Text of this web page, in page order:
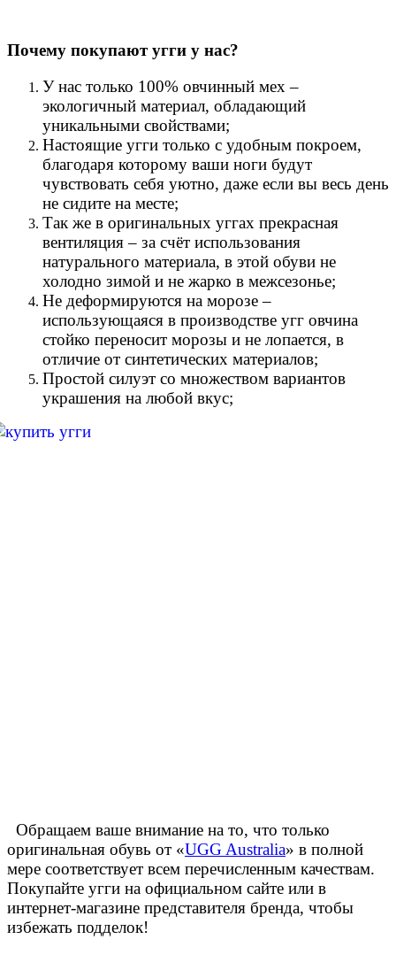
Почему покупают угги у нас?
У нас только 100% овчинный мех –
экологичный материал, обладающий
уникальными свойствами;
Настоящие угги только с удобным покроем,
благодаря которому ваши ноги будут
чувствовать себя уютно, даже если вы весь день
не сидите на месте;
Так же в оригинальных уггах прекрасная
вентиляция – за счёт использования
натурального материала, в этой обуви не
холодно зимой и не жарко в межсезонье;
Не деформируются на морозе –
использующаяся в производстве угг овчина
стойко переносит морозы и не лопается, в
отличие от синтетических материалов;
Простой силуэт со множеством вариантов
украшения на любой вкус;
Обращаем ваше внимание на то, что только
оригинальная обувь от «UGG Australia» в полной
мере соответствует всем перечисленным качествам.
Покупайте угги на официальном сайте или в
интернет-магазине представителя бренда, чтобы
избежать подделок!